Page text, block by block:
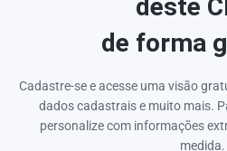
deste
de forma
Cadastre-se e acesse uma visão
dados cadastrais e muito mais.
personalize com informações
medida.